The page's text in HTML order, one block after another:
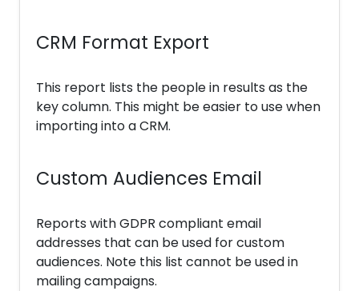
CRM Format Export
This report lists the people in results as the
key column. This might be easier to use when
importing into a CRM.
Custom Audiences Email
Reports with GDPR compliant email
addresses that can be used for custom
audiences. Note this list cannot be used in
mailing campaigns.